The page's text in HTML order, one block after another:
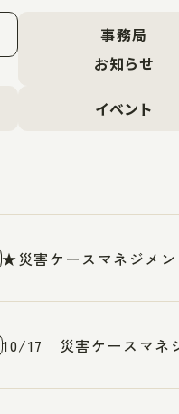
事務局
お知らせ
イベント
★災害ケースマネジメン
10/17 災害ケースマネ